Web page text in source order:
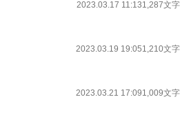
2023.03.17 11:131,287文字
2023.03.19 19:051,210文字
2023.03.21 17:091,009文字